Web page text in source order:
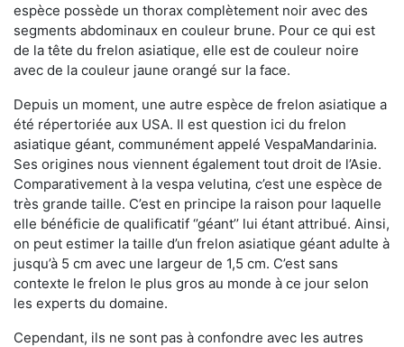
espèce possède un thorax complètement noir avec des
segments abdominaux en couleur brune. Pour ce qui est
de la tête du frelon asiatique, elle est de couleur noire
avec de la couleur jaune orangé sur la face.
Depuis un moment, une autre espèce de frelon asiatique a
été répertoriée aux USA. Il est question ici du frelon
asiatique géant, communément appelé VespaMandarinia.
Ses origines nous viennent également tout droit de l’Asie.
Comparativement à la vespa velutina, c’est une espèce de
très grande taille. C’est en principe la raison pour laquelle
elle bénéficie de qualificatif ‘’géant’’ lui étant attribué. Ainsi,
on peut estimer la taille d’un frelon asiatique géant adulte à
jusqu’à 5 cm avec une largeur de 1,5 cm. C’est sans
contexte le frelon le plus gros au monde à ce jour selon
les experts du domaine.
Cependant, ils ne sont pas à confondre avec les autres